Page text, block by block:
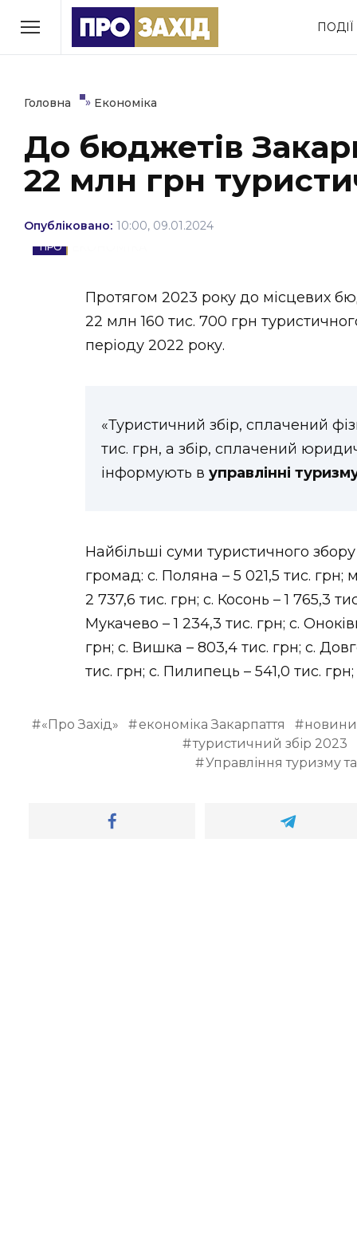
ПОДІЇ
РУБРИКИ
Економіка
Політика Соціум
Втрачений Ужгород
ЗАКАРПАТСЬКІ НОВИНИ
ВІДЕО
Головна » Економіка
До бюджетів
22 млн грн
Опубліковано: 10:00, 09.01.2024
Протягом 2023 року до місцевих
22 млн 160 тис. 700 грн
періоду 2022 року.
«Туристичний збір, сплачений
тис. грн, а збір, сплачений
інформують в управлінні
Найбільші суми туристичного
громад: с. Поляна – 5 021,5 тис. грн;
2 737,6 тис. грн; с. Косонь – 1 765,3
Мукачево – 1 234,3 тис. грн; с.
грн; с. Вишка – 803,4 тис. грн; с.
тис. грн; с. Пилипець – 541,0 тис.
«Про Захід» економіка Закарпаття
новини
туристичний збір 2023
Управління туризму